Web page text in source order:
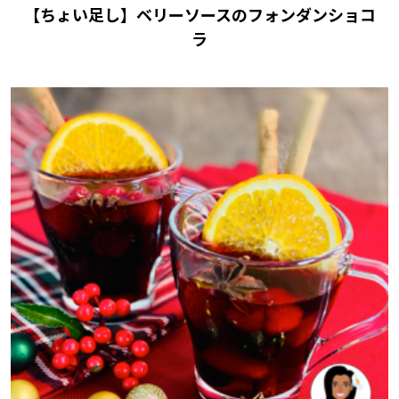
【ちょい足し】ベリーソースのフォンダンショコ
ラ